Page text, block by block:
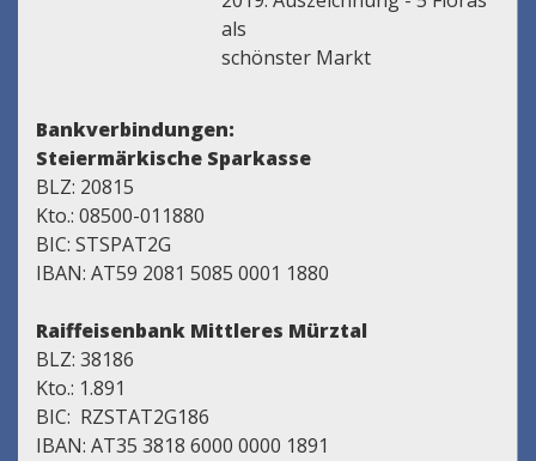
als
schönster Markt
Bankverbindungen:
Steiermärkische Sparkasse
BLZ: 20815
Kto.: 08500-011880
BIC: STSPAT2G
IBAN: AT59 2081 5085 0001 1880
Raiffeisenbank Mittleres Mürztal
BLZ: 38186
Kto.: 1.891
BIC: RZSTAT2G186
IBAN: AT35 3818 6000 0000 1891